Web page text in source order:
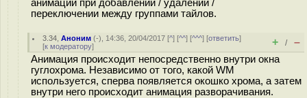
анимации при добавлении / удалении /
переключении между группами тайлов.
3.34 ,Аноним (-), 14:36, 20/04/2017 [^] [^^] [^^^] [ответить]
[к модератору] + / –
Анимация происходит непосредственно внутри окна
гуглохрома. Независимо от того, какой WM
используется, сперва появляется окошко хрома, а затем
внутри него происходит анимация разворачивания.